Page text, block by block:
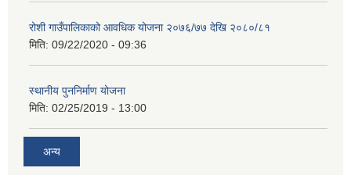
रोशी गाउँपालिकाको आवधिक योजना २०७६/७७ देखि २०८०/८१
मिति: 09/22/2020 - 09:36
स्थानीय पुननिर्माण योजना
मिति: 02/25/2019 - 13:00
अन्य